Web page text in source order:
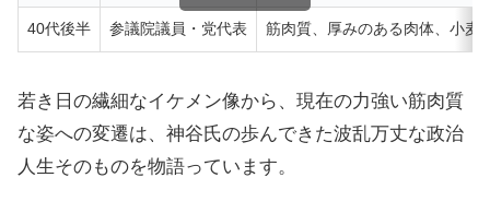
40代後半 参議院議員・党代表 筋肉質、厚みのある肉体、小麦
若き日の繊細なイケメン像から、現在の力強い筋肉質
な姿への変遷は、神谷氏の歩んできた波乱万丈な政治
人生そのものを物語っています。